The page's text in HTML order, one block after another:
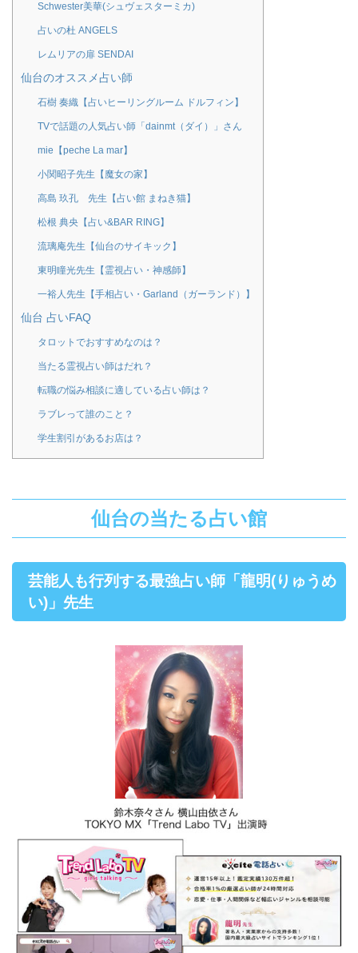
Schwester美華(シュヴェスターミカ)
占いの杜 ANGELS
レムリアの扉 SENDAI
仙台のオススメ占い師
石樹 奏織【占いヒーリングルーム ドルフィン】
TVで話題の人気占い師「dainmt（ダイ）」さん
mie【peche La mar】
小関昭子先生【魔女の家】
高島 玖孔 先生【占い館 まねき猫】
松根 典央【占い&BAR RING】
流璃庵先生【仙台のサイキック】
東明瞳光先生【霊視占い・神感師】
一裕人先生【手相占い・Garland（ガーランド）】
仙台 占いFAQ
タロットでおすすめなのは？
当たる霊視占い師はだれ？
転職の悩み相談に適している占い師は？
ラブレって誰のこと？
学生割引があるお店は？
仙台の当たる占い館
芸能人も行列する最強占い師「龍明(りゅうめ
い)」先生